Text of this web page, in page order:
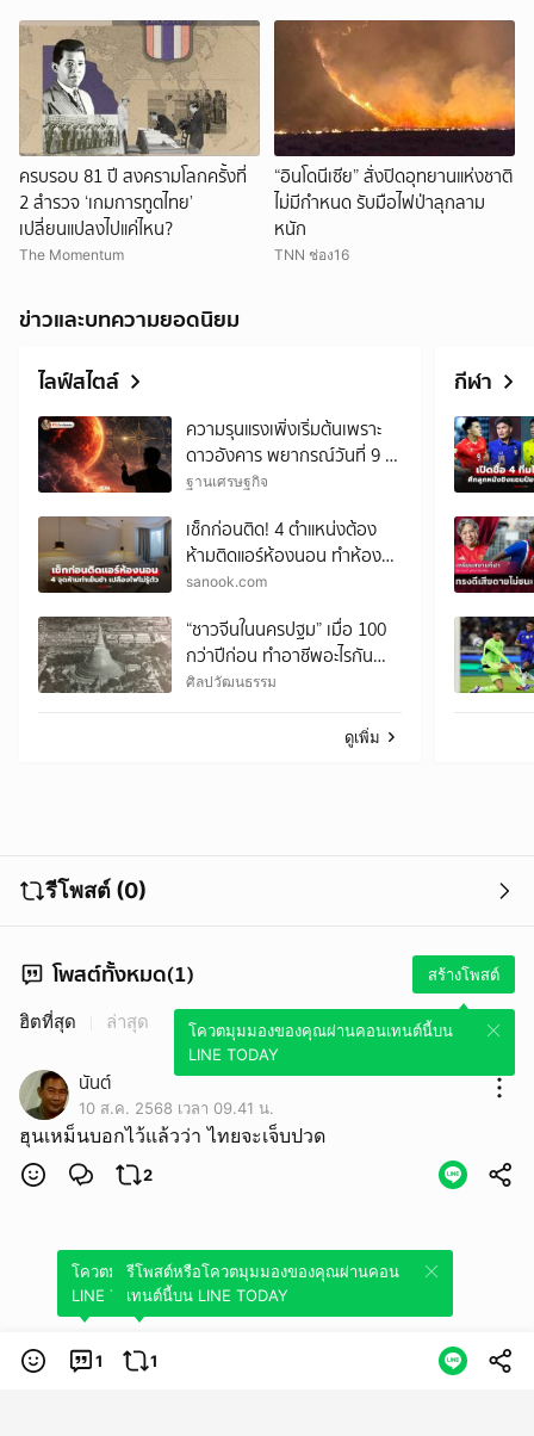
ครบรอบ 81 ปี สงครามโลกครั้งที่
2 สำรวจ ‘เกมการทูตไทย’
เปลี่ยนแปลงไปแค่ไหน?
The Momentum
“อินโดนีเซีย” สั่งปิดอุทยานแห่งชาติ
ไม่มีกำหนด รับมือไฟป่าลุกลาม
หนัก
TNN ช่อง16
ข่าวและบทความยอดนิยม
ไลฟ์สไตล์
ความรุนแรงเพิ่งเริ่มต้นเพราะ
ดาวอังคาร พยากรณ์วันที่ 9 -
15 ส.ค. 2569
ฐานเศรษฐกิจ
เช็กก่อนติด! 4 ตำแหน่งต้อง
ห้ามติดแอร์ห้องนอน ทำห้อง
เย็นช้า เปลืองค่าไฟไม่รู้ตัว
sanook.com
“ชาวจีนในนครปฐม” เมื่อ 100
กว่าปีก่อน ทำอาชีพอะไรกัน
บ้าง?
ศิลปวัฒนธรรม
ดูเพิ่ม
กีฬา
รีโพสต์ (0)
โพสต์ทั้งหมด(1) สร้างโพสต์
โควตมุมมองของคุณผ่านคอนเทนต์นี้บน
LINE TODAY
ฮิตที่สุด ล่าสุด
นันต์
10 ส.ค. 2568 เวลา 09.41 น.
ฮุนเหม็นบอกไว้แล้วว่า ไทยจะเจ็บปวด
2
1
โควตมุมมองของคุณผ่านคอนเทนต์นี้บน
LINE TODAY
1
รีโพสต์หรือโควตมุมมองของคุณผ่านคอน
เทนต์นี้บน LINE TODAY